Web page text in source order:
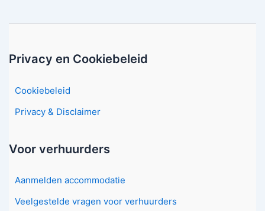
Privacy en Cookiebeleid
Cookiebeleid
Privacy & Disclaimer
Voor verhuurders
Aanmelden accommodatie
Veelgestelde vragen voor verhuurders